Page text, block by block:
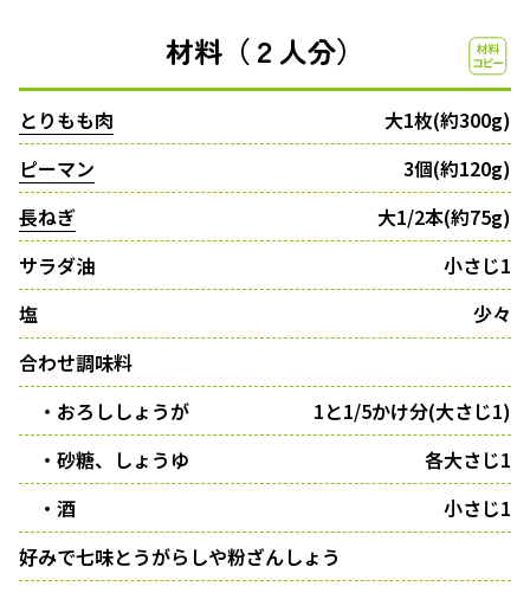
材料（２人分）
とりもも肉
大1枚(約300g)
ピーマン
3個(約120g)
長ねぎ
大1/2本(約75g)
サラダ油
小さじ1
塩
少々
合わせ調味料
・おろししょうが
1と1/5かけ分(大さじ1)
・砂糖、しょうゆ
各大さじ1
・酒
小さじ1
好みで七味とうがらしや粉ざんしょう